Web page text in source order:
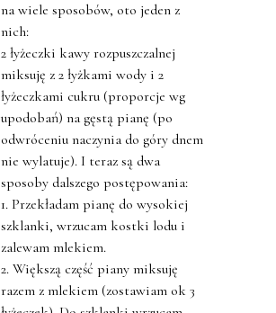
na wiele sposobów, oto jeden z
nich:
2 łyżeczki kawy rozpuszczalnej
miksuję z 2 łyżkami wody i 2
łyżeczkami cukru (proporcje wg
upodobań) na gęstą pianę (po
odwróceniu naczynia do góry dnem
nie wylatuje). I teraz są dwa
sposoby dalszego postępowania:
1. Przekładam pianę do wysokiej
szklanki, wrzucam kostki lodu i
zalewam mlekiem.
2. Większą część piany miksuję
razem z mlekiem (zostawiam ok 3